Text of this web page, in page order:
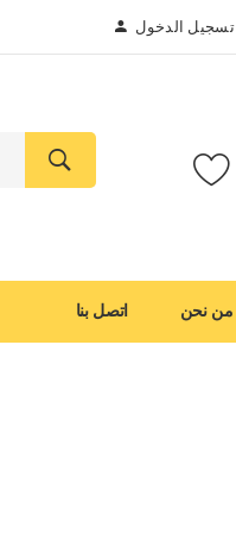
تسجيل الدخول
من نحن اتصل بنا